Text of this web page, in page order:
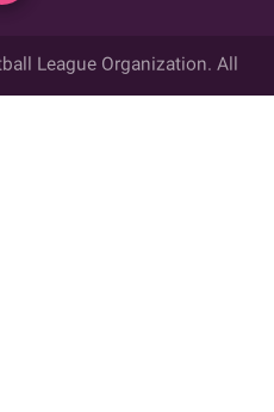
League Organization. All